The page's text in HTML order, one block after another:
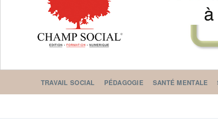
TRAVAIL SOCIAL PÉDAGOGIE SANTÉ MENTALE